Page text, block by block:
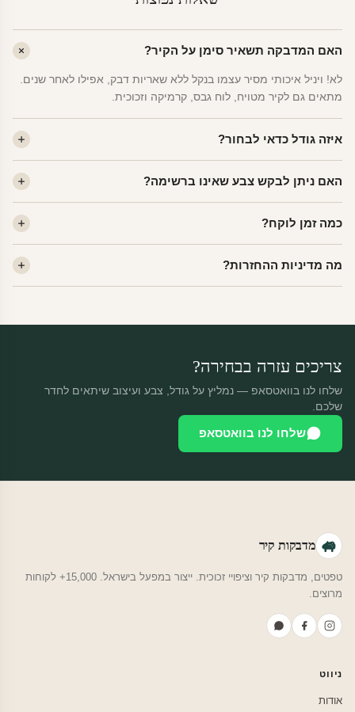
האם המדבקה תשאיר סימן על הקיר?
לא! ויניל איכותי מסיר עצמו בנקל ללא שאריות דבק, אפילו לאחר שנים.
מתאים גם לקיר מטויח, לוח גבס, קרמיקה וזכוכית.
איזה גודל כדאי לבחור?
שינה של מבוגרים — L. לפינה קטנה — S.
האם ניתן לבקש צבע שאינו ברשימה?
הצבעים זמינים ללא תוספת מחיר.
כמה זמן לוקח?
14:00 — יצאו באותו יום.
מה מדיניות ההחזרות?
צריכים עזרה בבחירה?
שלחו לנו בוואטסאפ — נמליץ על גודל, צבע ועיצוב שיתאים לחדר
שלכם.
שלחו לנו בוואטסאפ
מדבקות קיר
טפטים, מדבקות קיר וציפויי זכוכית. ייצור במפעל בישראל. 15,000+ לקוחות
מרוצים.
ניווט
אודות